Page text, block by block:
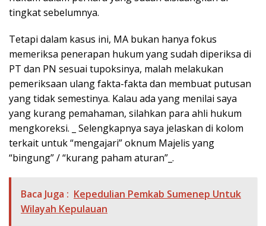
tingkat sebelumnya.
Tetapi dalam kasus ini, MA bukan hanya fokus
memeriksa penerapan hukum yang sudah diperiksa di
PT dan PN sesuai tupoksinya, malah melakukan
pemeriksaan ulang fakta-fakta dan membuat putusan
yang tidak semestinya. Kalau ada yang menilai saya
yang kurang pemahaman, silahkan para ahli hukum
mengkoreksi. _ Selengkapnya saya jelaskan di kolom
terkait untuk “mengajari” oknum Majelis yang
“bingung” / “kurang paham aturan”_.
Baca Juga : Kepedulian Pemkab Sumenep Untuk
Wilayah Kepulauan